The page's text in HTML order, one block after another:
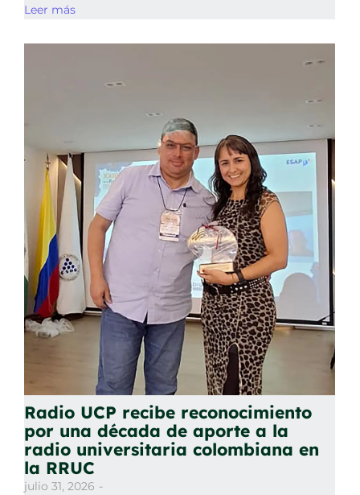
Leer más
Radio UCP recibe reconocimiento
por una década de aporte a la
radio universitaria colombiana en
la RRUC
julio 31, 2026 -